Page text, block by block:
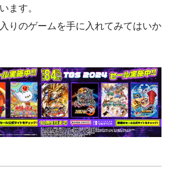
ます。
りのゲームを手に入れてみてはいか